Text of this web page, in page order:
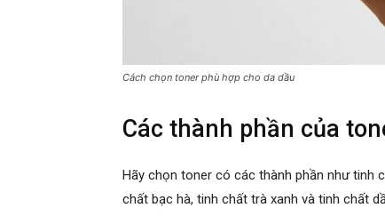
Cách chọn toner phù hợp cho da dầu
Các thành phần của
Hãy chọn toner có các thành phần như tinh
chất bạc hà, tinh chất trà xanh và tinh chất